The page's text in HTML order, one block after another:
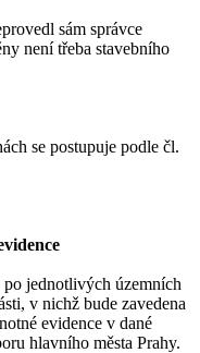
sám správce
není třeba stavebního
se postupuje podle čl.
po jednotlivých územních
v nichž bude zavedena
evidence v dané
hlavního města Prahy.